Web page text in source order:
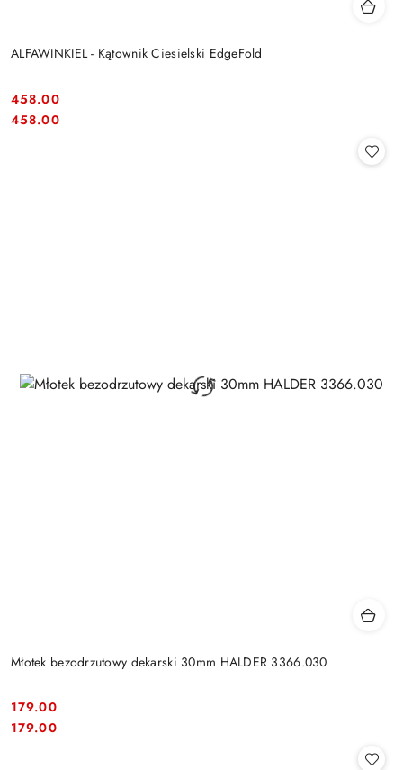
ALFAWINKIEL - Kątownik Ciesielski EdgeFold
Cena:
458.00
Cena:
458.00
Młotek bezodrzutowy dekarski 30mm HALDER 3366.030
Cena:
179.00
Cena:
179.00